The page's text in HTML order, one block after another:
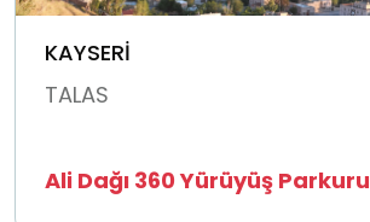
KAYSERİ
TALAS
Ali Dağı 360 Yürüyüş Parkuru